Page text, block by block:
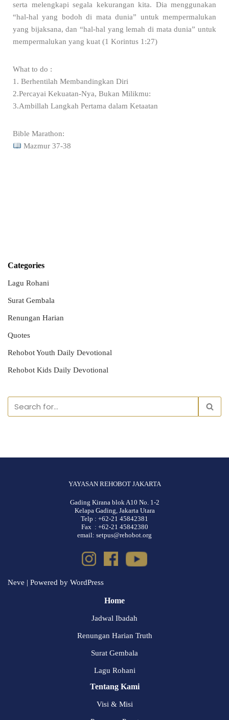
serta melengkapi segala kekurangan kita. Dia menggunakan
“hal-hal yang bodoh di mata dunia” untuk mempermalukan
yang bijaksana, dan “hal-hal yang lemah di mata dunia” untuk
mempermalukan yang kuat (1 Korintus 1:27)
What to do :
1. Berhentilah Membandingkan Diri
2.Percayai Kekuatan-Nya, Bukan Milikmu:
3.Ambillah Langkah Pertama dalam Ketaatan
Bible Marathon:
Mazmur 37-38
Categories
Lagu Rohani
Surat Gembala
Renungan Harian
Quotes
Rehobot Youth Daily Devotional
Rehobot Kids Daily Devotional
YAYASAN REHOBOT JAKARTA
Gading Kirana blok A10 No. 1-2
Kelapa Gading, Jakarta Utara
Telp : +62-21 45842381
Fax : +62-21 45842380
email: setpus@rehobot.org
Neve | Powered by WordPress
Home
Jadwal Ibadah
Renungan Harian Truth
Surat Gembala
Lagu Rohani
Tentang Kami
Visi & Misi